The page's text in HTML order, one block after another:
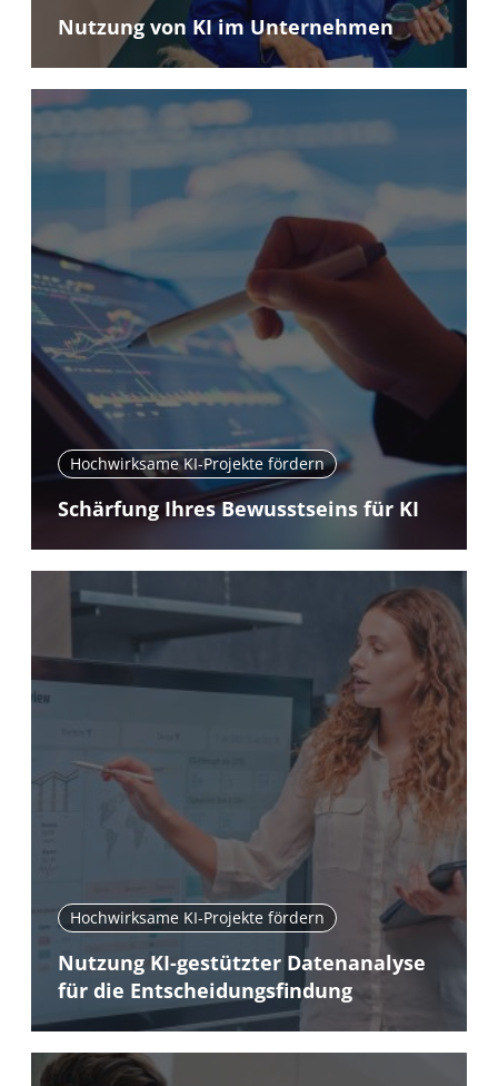
Nutzung von KI im Unternehmen
Hochwirksame KI-Projekte fördern
Schärfung Ihres Bewusstseins für KI
Hochwirksame KI-Projekte fördern
Nutzung KI-gestützter Datenanalyse
für die Entscheidungsfindung